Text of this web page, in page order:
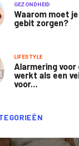
GEZONDHEID
Waarom moet
gebit zorgen?
LIFESTYLE
Alarmering voor
werkt als een
voor...